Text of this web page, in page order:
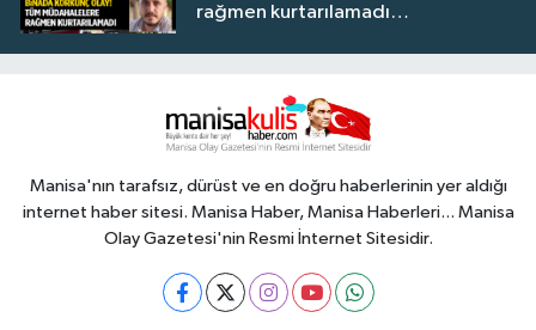
rağmen kurtarılamadı…
Manisa'nın tarafsız, dürüst ve en doğru haberlerinin yer aldığı
internet haber sitesi. Manisa Haber, Manisa Haberleri... Manisa
Olay Gazetesi'nin Resmi İnternet Sitesidir.